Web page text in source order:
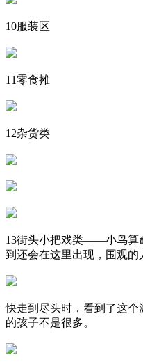
10服装区
11零食摊
12杂货类
13街头小把戏类——小鸟算
到还会在这里出现，围观的
快走到尽头时，看到了这
的孩子不是很多。